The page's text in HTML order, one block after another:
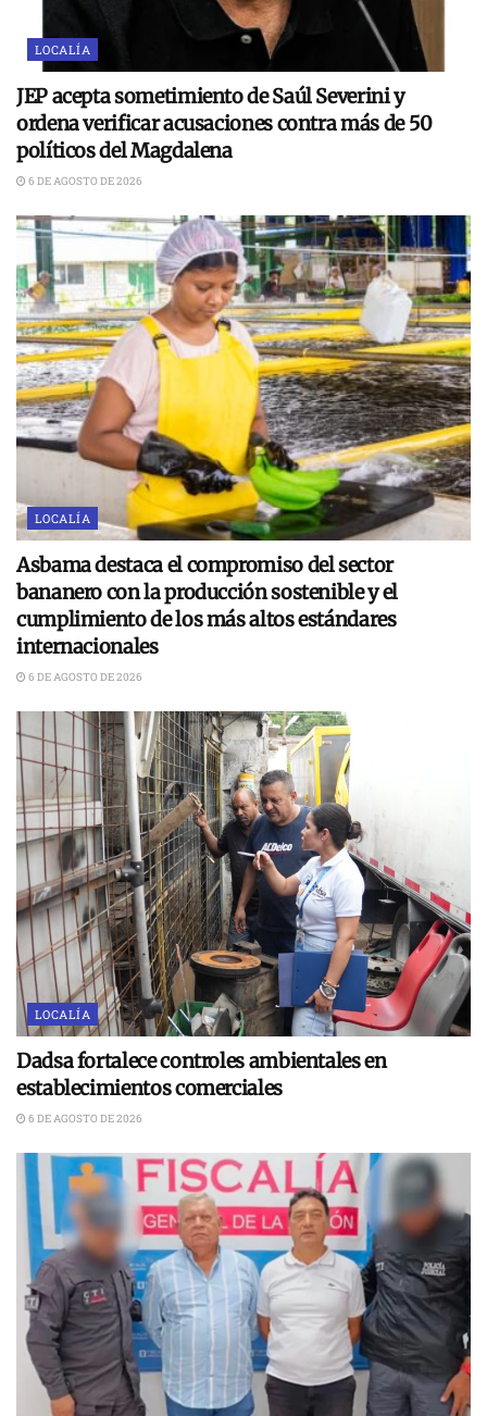
LOCALÍA
JEP acepta sometimiento de Saúl Severini y
ordena verificar acusaciones contra más de 50
políticos del Magdalena
6 DE AGOSTO DE 2026
LOCALÍA
Asbama destaca el compromiso del sector
bananero con la producción sostenible y el
cumplimiento de los más altos estándares
internacionales
6 DE AGOSTO DE 2026
LOCALÍA
Dadsa fortalece controles ambientales en
establecimientos comerciales
6 DE AGOSTO DE 2026